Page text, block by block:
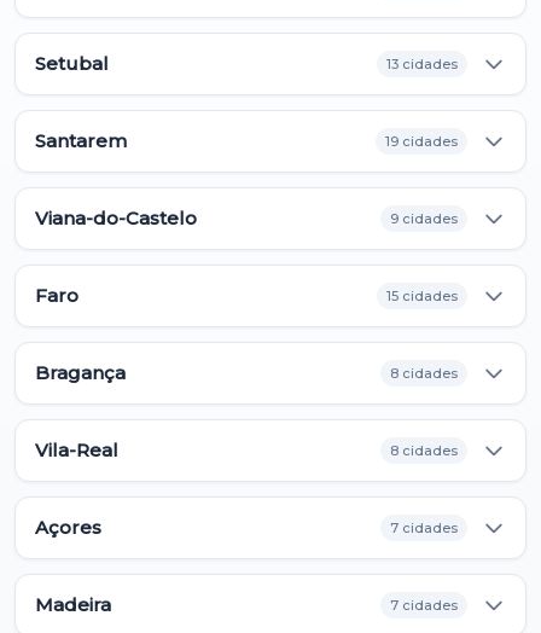
Setubal 13 cidades
Santarem 19 cidades
Viana-do-Castelo 9 cidades
Faro 15 cidades
Bragança 8 cidades
Vila-Real 8 cidades
Açores 7 cidades
Madeira 7 cidades